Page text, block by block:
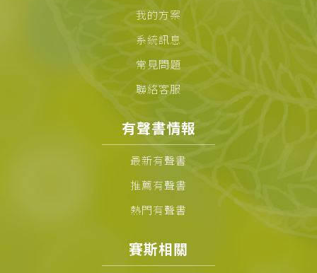
我的方案
系統訊息
常見問題
聯絡客服
有聲書情報
最新有聲書
推薦有聲書
熱門有聲書
賽斯相關